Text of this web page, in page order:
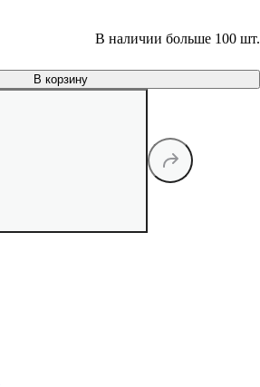
В наличии больше 100 шт.
В корзину